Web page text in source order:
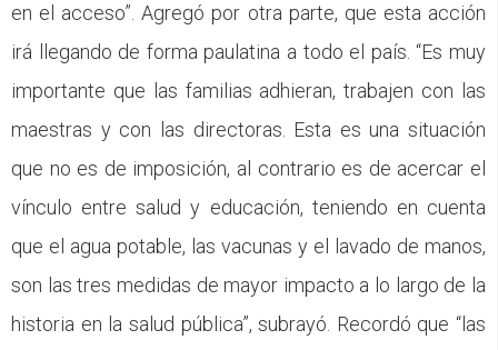
en el acceso”. Agregó por otra parte, que esta acción
irá llegando de forma paulatina a todo el país. “Es muy
importante que las familias adhieran, trabajen con las
maestras y con las directoras. Esta es una situación
que no es de imposición, al contrario es de acercar el
vínculo entre salud y educación, teniendo en cuenta
que el agua potable, las vacunas y el lavado de manos,
son las tres medidas de mayor impacto a lo largo de la
historia en la salud pública”, subrayó. Recordó que “las